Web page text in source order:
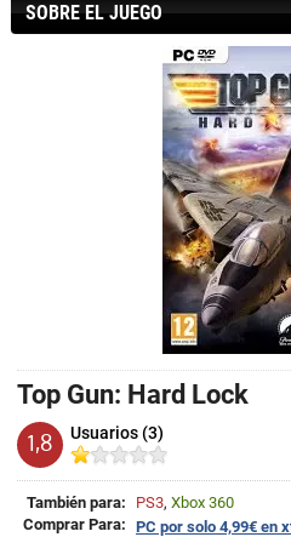
SOBRE EL JUEGO
Top Gun: Hard Lock
1,8 Usuarios (3)
También para: PS3, Xbox 360
Comprar Para: PC por solo 4,99€ en